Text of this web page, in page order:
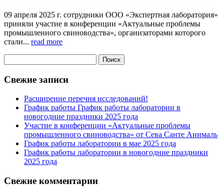
09 апреля 2025 г. сотрудники ООО «Экспертная лаборатория»
приняли участие в конференции «Актуальные проблемы
промышленного свиноводства», организаторами которого
стали... read more
Свежие записи
Расширение перечня исследований!
График работы График работы лаборатории в
новогодние праздники 2025 года
Участие в конференции «Актуальные проблемы
промышленного свиноводства» от Сева Санте Анималь
График работы лаборатории в мае 2025 года
График работы лаборатории в новогодние праздники
2025 года
Свежие комментарии